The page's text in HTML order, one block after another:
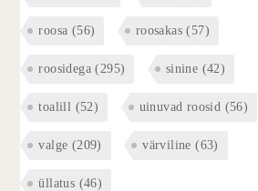
roosa (56) roosakas (57)
roosidega (295) sinine (42)
toalill (52) uinuvad roosid (56)
valge (209) värviline (63)
üllatus (46)